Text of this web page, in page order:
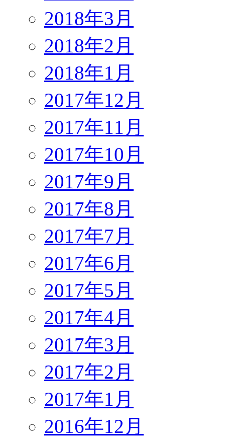
2018年3月
2018年2月
2018年1月
2017年12月
2017年11月
2017年10月
2017年9月
2017年8月
2017年7月
2017年6月
2017年5月
2017年4月
2017年3月
2017年2月
2017年1月
2016年12月